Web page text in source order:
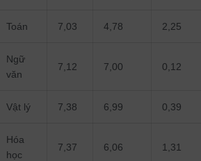
Toán 7,03 4,78 2,25
Ngữ
văn
7,12 7,00 0,12
Vật lý 7,38 6,99 0,39
Hóa
học
7,37 6,06 1,31